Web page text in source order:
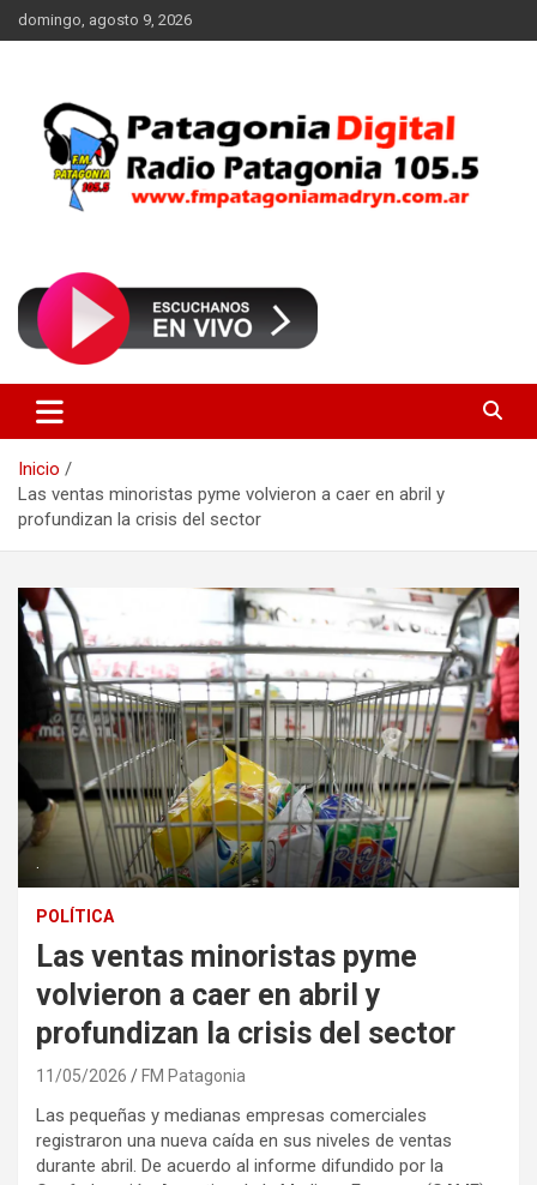
Saltar
al
domingo, agosto 9, 2026
FM Patagonia Madryn
Inicio
Las ventas minoristas pyme volvieron a caer en abril y
profundizan la crisis del sector
.
POLÍTICA
Las ventas minoristas pyme
volvieron a caer en abril y
profundizan la crisis del sector
11/05/2026 FM Patagonia
Las pequeñas y medianas empresas comerciales
registraron una nueva caída en sus niveles de ventas
durante abril. De acuerdo al informe difundido por la